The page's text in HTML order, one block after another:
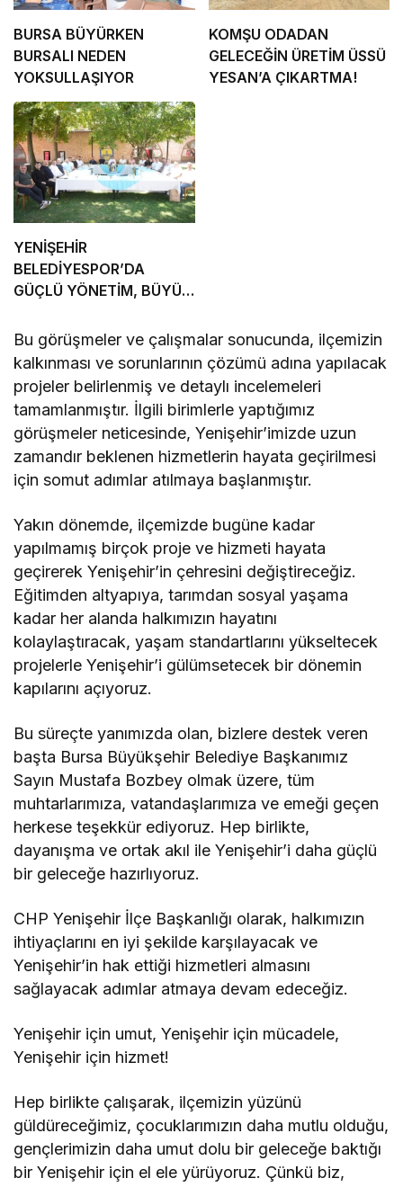
BURSA BÜYÜRKEN
BURSALI NEDEN
YOKSULLAŞIYOR
KOMŞU ODADAN
GELECEĞİN ÜRETİM ÜSSÜ
YESAN’A ÇIKARTMA!
YENİŞEHİR
BELEDİYESPOR’DA
GÜÇLÜ YÖNETİM, BÜYÜK
Bu görüşmeler ve çalışmalar sonucunda, ilçemizin
kalkınması ve sorunlarının çözümü adına yapılacak
projeler belirlenmiş ve detaylı incelemeleri
tamamlanmıştır. İlgili birimlerle yaptığımız
görüşmeler neticesinde, Yenişehir’imizde uzun
zamandır beklenen hizmetlerin hayata geçirilmesi
için somut adımlar atılmaya başlanmıştır.
Yakın dönemde, ilçemizde bugüne kadar
yapılmamış birçok proje ve hizmeti hayata
geçirerek Yenişehir’in çehresini değiştireceğiz.
Eğitimden altyapıya, tarımdan sosyal yaşama
kadar her alanda halkımızın hayatını
kolaylaştıracak, yaşam standartlarını yükseltecek
projelerle Yenişehir’i gülümsetecek bir dönemin
kapılarını açıyoruz.
Bu süreçte yanımızda olan, bizlere destek veren
başta Bursa Büyükşehir Belediye Başkanımız
Sayın Mustafa Bozbey olmak üzere, tüm
muhtarlarımıza, vatandaşlarımıza ve emeği geçen
herkese teşekkür ediyoruz. Hep birlikte,
dayanışma ve ortak akıl ile Yenişehir’i daha güçlü
bir geleceğe hazırlıyoruz.
CHP Yenişehir İlçe Başkanlığı olarak, halkımızın
ihtiyaçlarını en iyi şekilde karşılayacak ve
Yenişehir’in hak ettiği hizmetleri almasını
sağlayacak adımlar atmaya devam edeceğiz.
Yenişehir için umut, Yenişehir için mücadele,
Yenişehir için hizmet!
Hep birlikte çalışarak, ilçemizin yüzünü
güldüreceğimiz, çocuklarımızın daha mutlu olduğu,
gençlerimizin daha umut dolu bir geleceğe baktığı
bir Yenişehir için el ele yürüyoruz. Çünkü biz,